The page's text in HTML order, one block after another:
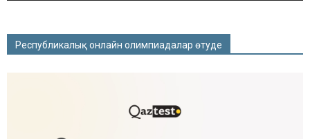
Республикалық онлайн олимпиадалар өтуде